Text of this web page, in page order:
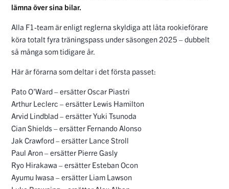
lämna över sina bilar.
Alla F1-team är enligt reglerna skyldiga att låta rookieförare
köra totalt fyra träningspass under säsongen 2025 – dubbelt
så många som tidigare år.
Här är förarna som deltar i det första passet:
Pato O’Ward – ersätter Oscar Piastri
Arthur Leclerc – ersätter Lewis Hamilton
Arvid Lindblad – ersätter Yuki Tsunoda
Cian Shields – ersätter Fernando Alonso
Jak Crawford – ersätter Lance Stroll
Paul Aron – ersätter Pierre Gasly
Ryo Hirakawa – ersätter Esteban Ocon
Ayumu Iwasa – ersätter Liam Lawson